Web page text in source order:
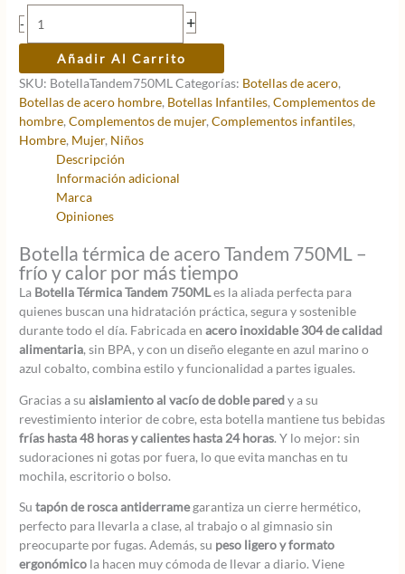
-
Térmica
Tandem
750ML
cantidad
+
Añadir Al Carrito
SKU: BotellaTandem750ML Categorías: Botellas de acero,
Botellas de acero hombre, Botellas Infantiles,Complementos de
hombre,Complementos de mujer,Complementos infantiles,
Hombre, Mujer, Niños
Descripción
Información adicional
Marca
Opiniones
Botella térmica de acero Tandem 750ML –
frío y calor por más tiempo
La Botella Térmica Tandem 750MLes la aliada perfecta para
quienes buscan una hidratación práctica, segura y sostenible
durante todo el día. Fabricada enacero inoxidable 304 de calidad
alimentaria, sin BPA, y con un diseño elegante en azul marino o
azul cobalto, combina estilo y funcionalidad a partes iguales.
Gracias a suaislamiento al vacío de doble paredy a su
revestimiento interior de cobre, esta botella mantiene tus bebidas
frías hasta 48 horas y calientes hasta 24 horas. Y lo mejor: sin
sudoraciones ni gotas por fuera, lo que evita manchas en tu
mochila, escritorio o bolso.
Sutapón de rosca antiderramegarantiza un cierre hermético,
perfecto para llevarla a clase, al trabajo o al gimnasio sin
preocuparte por fugas. Además, su peso ligero y formato
ergonómico la hacen muy cómoda de llevar a diario. Viene